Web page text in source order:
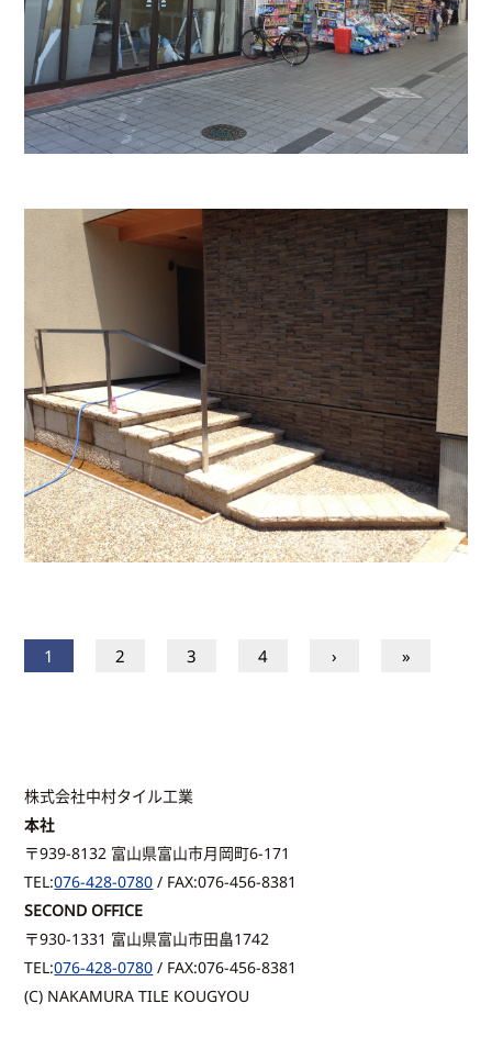
1 2 3 4 › »
株式会社中村タイル工業
本社
〒939-8132 富山県富山市月岡町6-171
TEL:076-428-0780 / FAX:076-456-8381
SECOND OFFICE
〒930-1331 富山県富山市田畠1742
TEL:076-428-0780 / FAX:076-456-8381
(C) NAKAMURA TILE KOUGYOU